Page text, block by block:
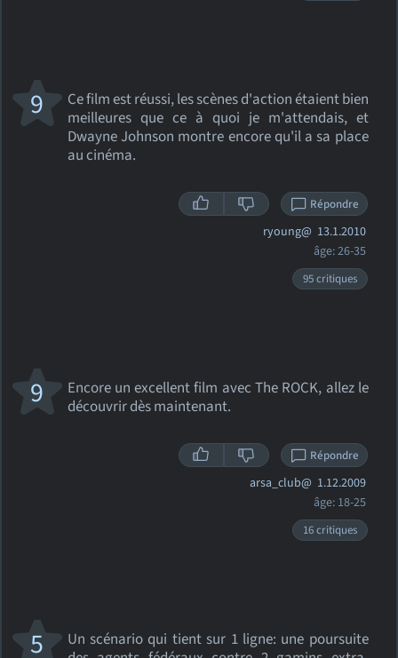
Ce film est réussi, les scènes d'action étaient bien
meilleures que ce à quoi je m'attendais, et
Dwayne Johnson montre encore qu'il a sa place
au cinéma.
9
Répondre
ryoung@ 13.1.2010
âge: 26-35
95 critiques
Encore un excellent film avec The ROCK, allez le
découvrir dès maintenant.
9
Répondre
arsa_club@ 1.12.2009
âge: 18-25
16 critiques
Un scénario qui tient sur 1 ligne: une poursuite
5